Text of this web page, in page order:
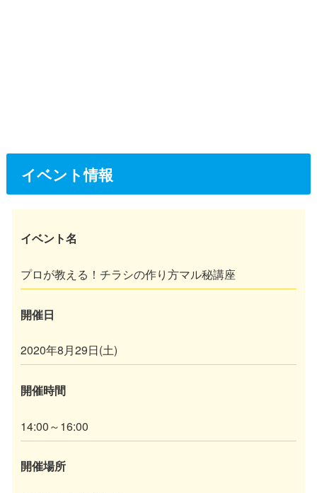
イベント情報
イベント名
プロが教える！チラシの作り方マル秘講座
開催日
2020年8月29日(土)
開催時間
14:00～16:00
開催場所